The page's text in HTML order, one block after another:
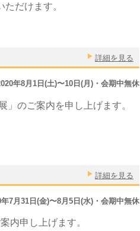
ただけます。
詳細を見る
年8月1日(土)〜10日(月)・会期中無休
」のご案内を申し上げます。
詳細を見る
7月31日(金)〜8月5日(水)・会期中無休
内申し上げます。